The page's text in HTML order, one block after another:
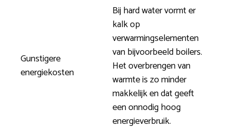
Gunstigere
energiekosten
Bij hard water vormt er
kalk op
verwarmingselementen
van bijvoorbeeld boilers.
Het overbrengen van
warmte is zo minder
makkelijk en dat geeft
een onnodig hoog
energieverbruik.